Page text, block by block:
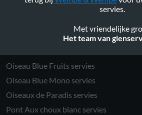
Oiseau Blue Fruits servies
Oiseau Blue Mono servies
Oiseaux de Paradis servies
Pont Aux choux blanc servies
servies.
Met vriendelijke
Het team van